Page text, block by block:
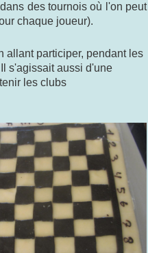
des tournois où l'on peut
chaque joueur).
allant participer, pendant les
Il s'agissait aussi d'une
les clubs